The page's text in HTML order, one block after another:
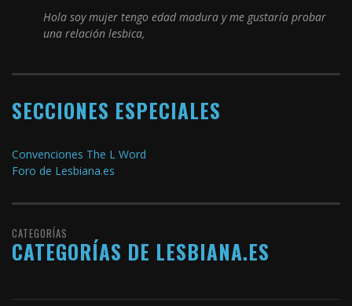
Hola soy mujer tengo edad madura y me gustaría probar
una relación lesbica,
SECCIONES ESPECIALES
Convenciones The L Word
Foro de Lesbiana.es
CATEGORÍAS
CATEGORÍAS DE LESBIANA.ES